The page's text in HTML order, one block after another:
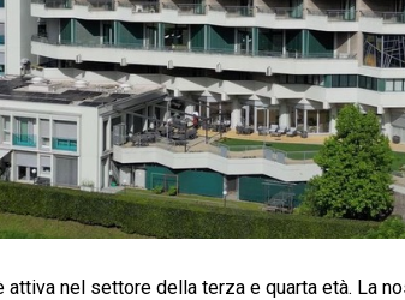
attiva nel settore della terza e quarta età. La